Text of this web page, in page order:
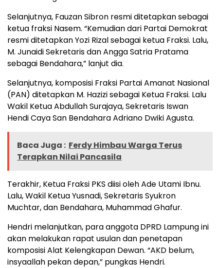
Selanjutnya, Fauzan Sibron resmi ditetapkan sebagai
ketua fraksi Nasem. “Kemudian dari Partai Demokrat
resmi ditetapkan Yozi Rizal sebagai ketua Fraksi. Lalu,
M. Junaidi Sekretaris dan Angga Satria Pratama
sebagai Bendahara,” lanjut dia.
Selanjutnya, komposisi Fraksi Partai Amanat Nasional
(PAN) ditetapkan M. Hazizi sebagai Ketua Fraksi. Lalu
Wakil Ketua Abdullah Surajaya, Sekretaris Iswan
Hendi Caya San Bendahara Adriano Dwiki Agusta.
Baca Juga : Ferdy Himbau Warga Terus
Terapkan Nilai Pancasila
Terakhir, Ketua Fraksi PKS diisi oleh Ade Utami Ibnu.
Lalu, Wakil Ketua Yusnadi, Sekretaris Syukron
Muchtar, dan Bendahara, Muhammad Ghafur.
Hendri melanjutkan, para anggota DPRD Lampung ini
akan melakukan rapat usulan dan penetapan
komposisi Alat Kelengkapan Dewan. “AKD belum,
insyaallah pekan depan,” pungkas Hendri.